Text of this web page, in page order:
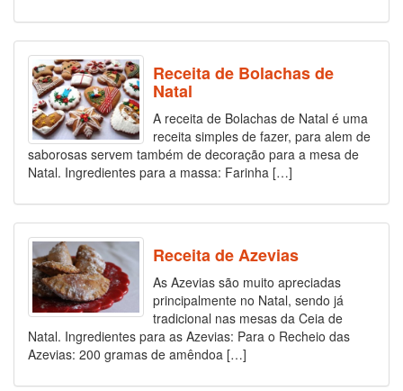
Receita de Bolachas de
Natal
A receita de Bolachas de Natal é uma
receita simples de fazer, para alem de
saborosas servem também de decoração para a mesa de
Natal. Ingredientes para a massa: Farinha […]
Receita de Azevias
As Azevias são muito apreciadas
principalmente no Natal, sendo já
tradicional nas mesas da Ceia de
Natal. Ingredientes para as Azevias: Para o Recheio das
Azevias: 200 gramas de amêndoa […]